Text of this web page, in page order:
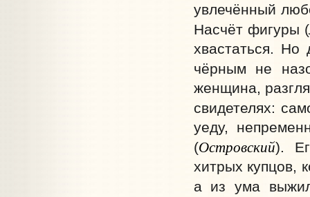
увлечённый
Насчёт фигуры (
хвастаться.
чёрным не
женщина,
свидетелях:
уеду,
(Островский).
хитрых купцов,
а из ума